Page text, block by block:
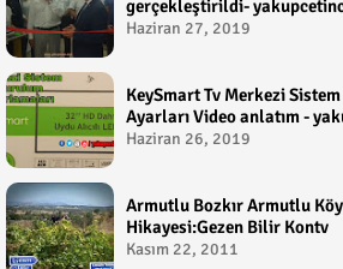
gerçekleştirildi-
Haziran 27, 2019
KeySmart Tv Merkezi
Ayarları Video anlatım -
Çetin
Haziran 26, 2019
Armutlu Bozkır Armutlu
Hikayesi:Gezen Bilir Kontv
Kasım 22, 2011